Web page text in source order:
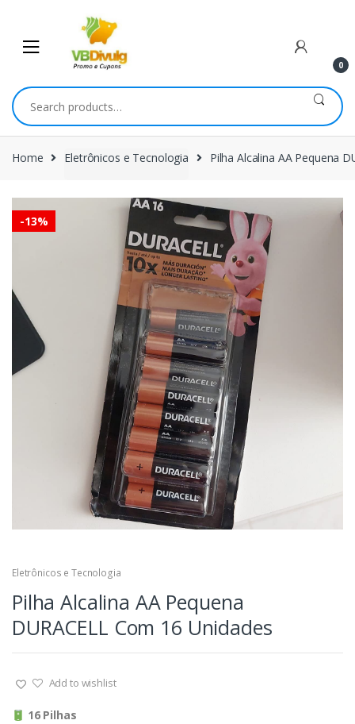
navigation
content
0
Search
for:
Home Eletrônicos e Tecnologia Pilha Alcalina AA Pequena
-13%
Eletrônicos e Tecnologia
Pilha Alcalina AA Pequena
DURACELL Com 16 Unidades
Add to wishlist
16 Pilhas